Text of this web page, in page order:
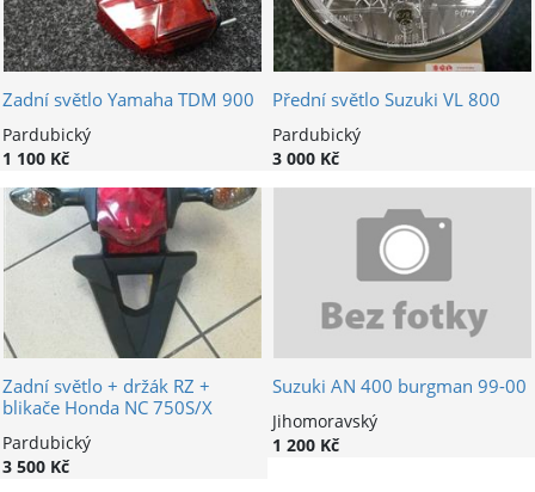
Zadní světlo Yamaha TDM 900
Pardubický
1 100 Kč
Přední světlo Suzuki VL 800
Pardubický
3 000 Kč
Zadní světlo + držák RZ +
blikače Honda NC 750S/X
Pardubický
3 500 Kč
Suzuki AN 400 burgman 99-00
Jihomoravský
1 200 Kč